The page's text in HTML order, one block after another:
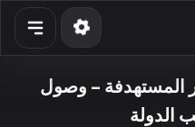
المستهدفة – وصول
الدولة